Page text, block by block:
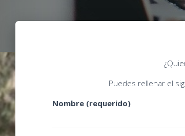
Puedes rellenar el
Nombre (requerido)